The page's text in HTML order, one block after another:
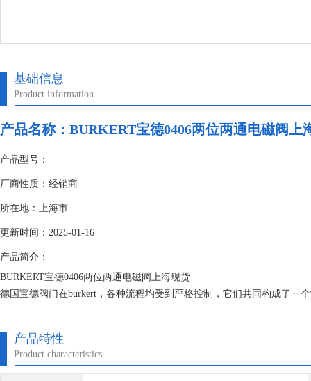
基础信息
Product information
产品名称：BURKERT宝德0406两位两通电磁阀上
产品型号：
厂商性质：经销商
所在地：上海市
更新时间：2025-01-16
产品简介：
BURKERT宝德0406两位两通电磁阀上海现货
德国宝德阀门在burkert，各种流程均受到严格控制，它们共同构成了一
产品特性
Product characteristics